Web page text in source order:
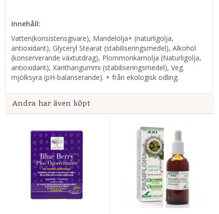
Innehåll:
Vatten(konsistensgivare), Mandelolja+ (naturligolja,
antioxidant), Glyceryl Stearat (stabiliseringsmedel), Alkohol
(konserverande växtutdrag), Plommonkärnolja (Naturligolja,
antioxidant), Xanthangummi (stabiliseringsmedel), Veg.
mjölksyra (pH-balanserande). + från ekologisk odling.
Andra har även köpt